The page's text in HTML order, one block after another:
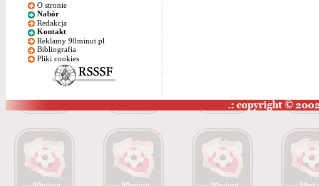
O stronie
Nabór
Redakcja
Kontakt
Reklamy 90minut.pl
Bibliografia
Pliki cookies